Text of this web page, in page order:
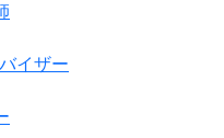
イザー